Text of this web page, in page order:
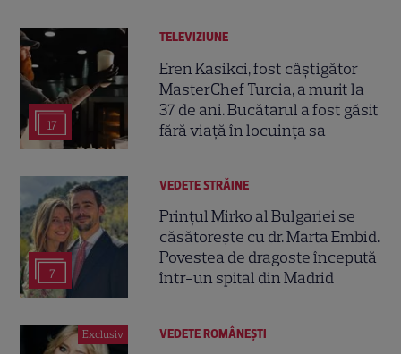
17
TELEVIZIUNE
Eren Kasikci, fost câștigător
MasterChef Turcia, a murit la
37 de ani. Bucătarul a fost găsit
fără viață în locuința sa
7
VEDETE STRĂINE
Prințul Mirko al Bulgariei se
căsătorește cu dr. Marta Embid.
Povestea de dragoste începută
într-un spital din Madrid
Exclusiv VEDETE ROMÂNEŞTI